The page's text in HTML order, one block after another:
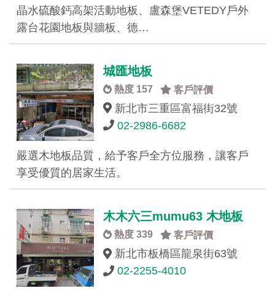
晶水硫酸鈣高架活動地板、盧森堡VETEDY戶外
露台花園地板與牆板、德…
城匯地板
熱度 157 客戶評價
新北市三重區富福街32號
02-2986-6682
嚴選木地板品質，給予客戶全方位服務，讓客戶
享受優質的居家生活。
木木六三mumu63 木地板
熱度 339 客戶評價
新北市板橋區龍泉街63號
02-2255-4010